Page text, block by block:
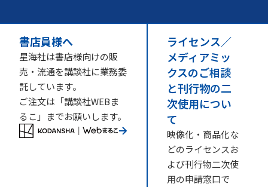
書店員様へ
星海社は書店様向けの販
売・流通を講談社に業務委
託しています。
ご注文は「講談社WEBま
るこ」までお願いします。
ライセンス／
メディアミッ
クスのご相談
と刊行物の二
次使用につい
て
映像化・商品化な
どのライセンスお
よび刊行物二次使
用の申請窓口で